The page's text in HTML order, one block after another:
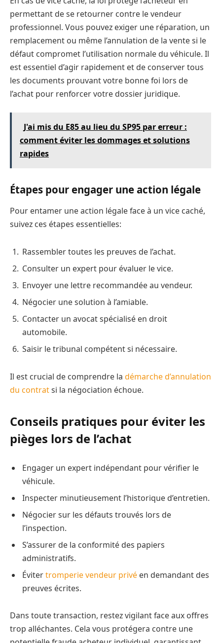
permettant de se retourner contre le vendeur
professionnel. Vous pouvez exiger une réparation, un
remplacement ou même l’annulation de la vente si le
défaut compromet l’utilisation normale du véhicule. Il
est essentiel d’agir rapidement et de conserver tous
les documents prouvant votre bonne foi lors de
l’achat pour renforcer votre dossier juridique.
J'ai mis du E85 au lieu du SP95 par erreur :
comment éviter les dommages et solutions
rapides
Étapes pour engager une action légale
Pour entamer une action légale face à un vice caché,
suivez ces étapes essentielles:
Rassembler toutes les preuves de l’achat.
Consulter un expert pour évaluer le vice.
Envoyer une lettre recommandée au vendeur.
Négocier une solution à l’amiable.
Contacter un avocat spécialisé en droit
automobile.
Saisir le tribunal compétent si nécessaire.
Il est crucial de comprendre la démarche d’annulation
du contratsi la négociation échoue.
Conseils pratiques pour éviter les
pièges lors de l’achat
Engager un expert indépendant pour vérifier le
véhicule.
Inspecter minutieusement l’historique d’entretien.
Négocier sur les défauts trouvés lors de
l’inspection.
S’assurer de la conformité des papiers
administratifs.
Évitertromperie vendeur privé en demandant des
preuves écrites.
Dans toute transaction, restez vigilant face aux offres
trop alléchantes. Cela vous protégera contre une